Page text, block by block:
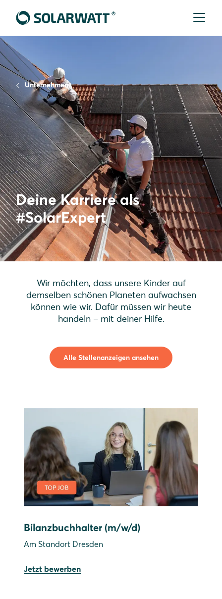
Unternehmen
Deine Karriere als
#SolarExpert
Wir möchten, dass unsere Kinder auf
demselben schönen Planeten aufwachsen
können wie wir. Dafür müssen wir heute
handeln – mit deiner Hilfe.
Alle Stellenanzeigen ansehen
Bilanzbuchhalter (m/w/d)
Am Standort Dresden
Jetzt bewerben